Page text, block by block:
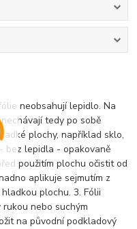
neobsahují lepidlo. Na
tedy po sobě
plochy, například sklo,
bez lepidla - opakovaně
použitím plochu očistit od
aplikuje sejmutím z
plochu. 3. Fólii
nebo suchým
na původní podkladový